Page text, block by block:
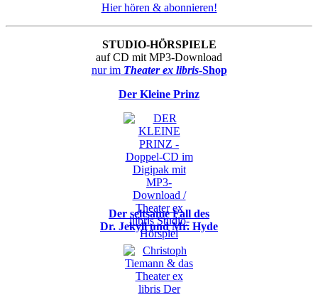
Hier hören & abonnieren!
STUDIO-HÖRSPIELE
auf CD mit MP3-Download
nur imTheater ex libris-Shop
Der Kleine Prinz
Der seltsame Fall des
Dr. Jekyll und Mr. Hyde